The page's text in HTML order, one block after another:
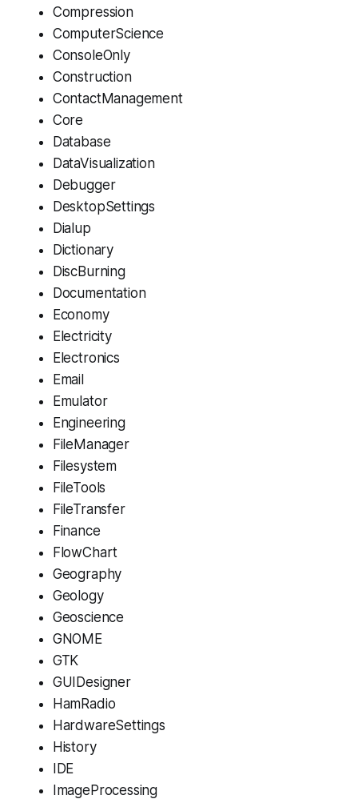
Compression
ComputerScience
ConsoleOnly
Construction
ContactManagement
Core
Database
DataVisualization
Debugger
DesktopSettings
Dialup
Dictionary
DiscBurning
Documentation
Economy
Electricity
Electronics
Email
Emulator
Engineering
FileManager
Filesystem
FileTools
FileTransfer
Finance
FlowChart
Geography
Geology
Geoscience
GNOME
GTK
GUIDesigner
HamRadio
HardwareSettings
History
IDE
ImageProcessing